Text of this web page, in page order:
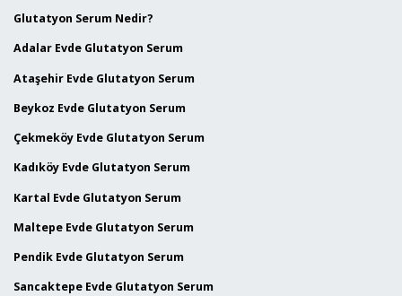
Glutatyon Serum Nedir?
Adalar Evde Glutatyon Serum
Ataşehir Evde Glutatyon Serum
Beykoz Evde Glutatyon Serum
Çekmeköy Evde Glutatyon Serum
Kadıköy Evde Glutatyon Serum
Kartal Evde Glutatyon Serum
Maltepe Evde Glutatyon Serum
Pendik Evde Glutatyon Serum
Sancaktepe Evde Glutatyon Serum